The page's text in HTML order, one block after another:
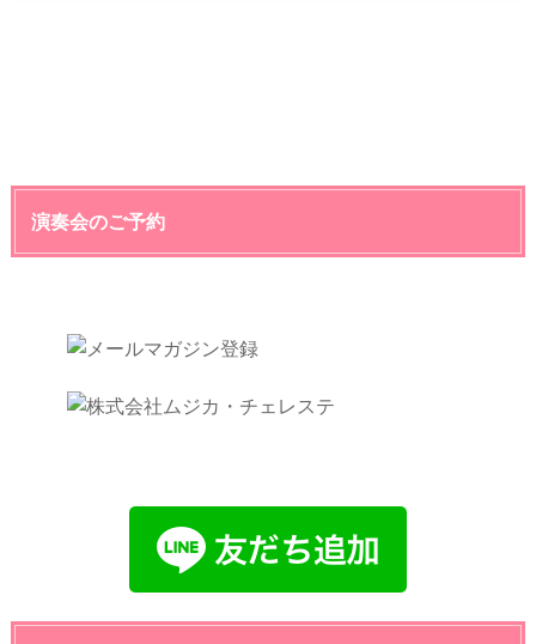
演奏会のご予約